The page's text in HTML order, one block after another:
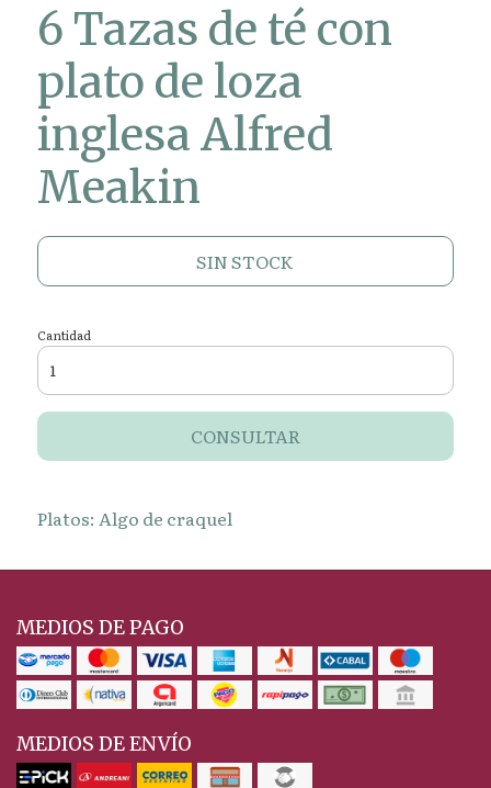
6 Tazas de té con
plato de loza
inglesa Alfred
Meakin
SIN STOCK
Cantidad
CONSULTAR
Platos: Algo de craquel
MEDIOS DE PAGO
MEDIOS DE ENVÍO